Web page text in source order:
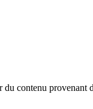
du contenu